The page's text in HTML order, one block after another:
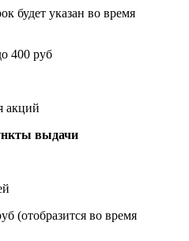
будет указан во время
400 руб
акций
выдачи
(отобразится во время